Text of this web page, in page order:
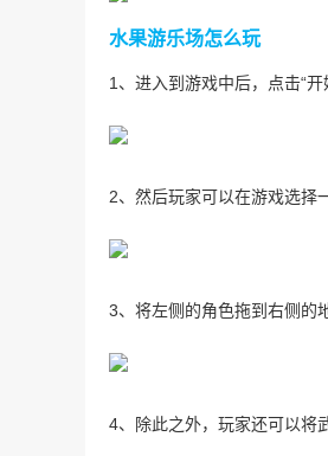
水果游乐场怎么玩
1、进入到游戏中后，点击“开
2、然后玩家可以在游戏选择
3、将左侧的角色拖到右侧的
4、除此之外，玩家还可以将